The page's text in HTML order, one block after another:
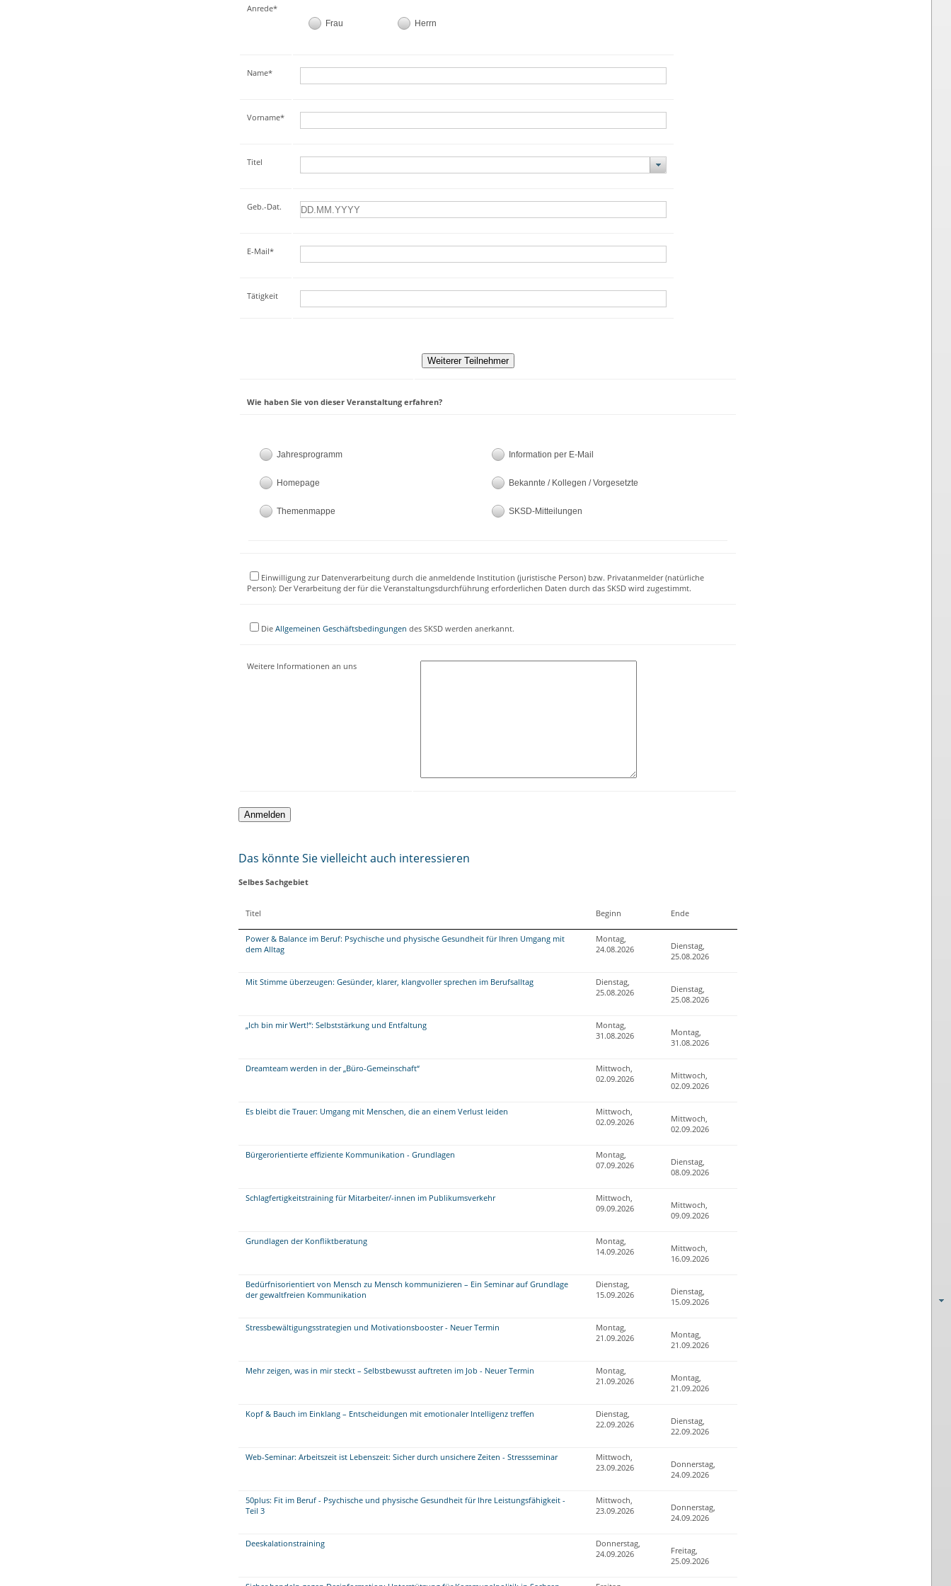
Anrede*
Frau Herrn
Name*
Vorname*
Titel
Geb.-Dat.
E-Mail*
Tätigkeit
Wie haben Sie von dieser Veranstaltung erfahren?
Jahresprogramm Information per E-Mail
Homepage Bekannte / Kollegen / Vorgesetzte
Themenmappe SKSD-Mitteilungen
Einwilligung zur Datenverarbeitung durch die anmeldende Institution (juristische Person) bzw. Privatanmelder (natürliche
Person): Der Verarbeitung der für die Veranstaltungsdurchführung erforderlichen Daten durch das SKSD wird zugestimmt.
DieAllgemeinen Geschäftsbedingungen des SKSD werden anerkannt.
Weitere Informationen an uns
Das könnte Sie vielleicht auch interessieren
Selbes Sachgebiet
Titel Beginn Ende
Power & Balance im Beruf: Psychische und physische Gesundheit für Ihren Umgang mit
dem Alltag
Montag,
24.08.2026
Dienstag,
25.08.2026
Mit Stimme überzeugen: Gesünder, klarer, klangvoller sprechen im Berufsalltag
Dienstag,
25.08.2026
Dienstag,
25.08.2026
„Ich bin mir Wert!“: Selbststärkung und Entfaltung
Montag,
31.08.2026
Montag,
31.08.2026
Dreamteam werden in der „Büro-Gemeinschaft“
Mittwoch,
02.09.2026
Mittwoch,
02.09.2026
Es bleibt die Trauer: Umgang mit Menschen, die an einem Verlust leiden
Mittwoch,
02.09.2026
Mittwoch,
02.09.2026
Bürgerorientierte effiziente Kommunikation - Grundlagen
Montag,
07.09.2026
Dienstag,
08.09.2026
Schlagfertigkeitstraining für Mitarbeiter/-innen im Publikumsverkehr
Mittwoch,
09.09.2026
Mittwoch,
09.09.2026
Grundlagen der Konfliktberatung
Montag,
14.09.2026
Mittwoch,
16.09.2026
Bedürfnisorientiert von Mensch zu Mensch kommunizieren – Ein Seminar auf Grundlage
der gewaltfreien Kommunikation
Dienstag,
15.09.2026
Dienstag,
15.09.2026
Stressbewältigungsstrategien und Motivationsbooster - Neuer Termin
Montag,
21.09.2026
Montag,
21.09.2026
Mehr zeigen, was in mir steckt – Selbstbewusst auftreten im Job - Neuer Termin
Montag,
21.09.2026
Montag,
21.09.2026
Kopf & Bauch im Einklang – Entscheidungen mit emotionaler Intelligenz treffen
Dienstag,
22.09.2026
Dienstag,
22.09.2026
Web-Seminar: Arbeitszeit ist Lebenszeit: Sicher durch unsichere Zeiten - Stressseminar
Mittwoch,
23.09.2026
Donnerstag,
24.09.2026
50plus: Fit im Beruf - Psychische und physische Gesundheit für Ihre Leistungsfähigkeit -
Teil 3
Mittwoch,
23.09.2026
Donnerstag,
24.09.2026
Deeskalationstraining
Donnerstag,
24.09.2026
Freitag,
25.09.2026